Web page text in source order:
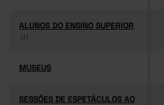
ALUNOS DO ENSINO SUPERIOR
(1)
ALUNOS DO ENSINO SUPERIOR
(1)
MUSEUS
MUSEUS
SESSÕES DE ESPETÁCULOS AO
SESSÕES DE ESPETÁCULOS AO